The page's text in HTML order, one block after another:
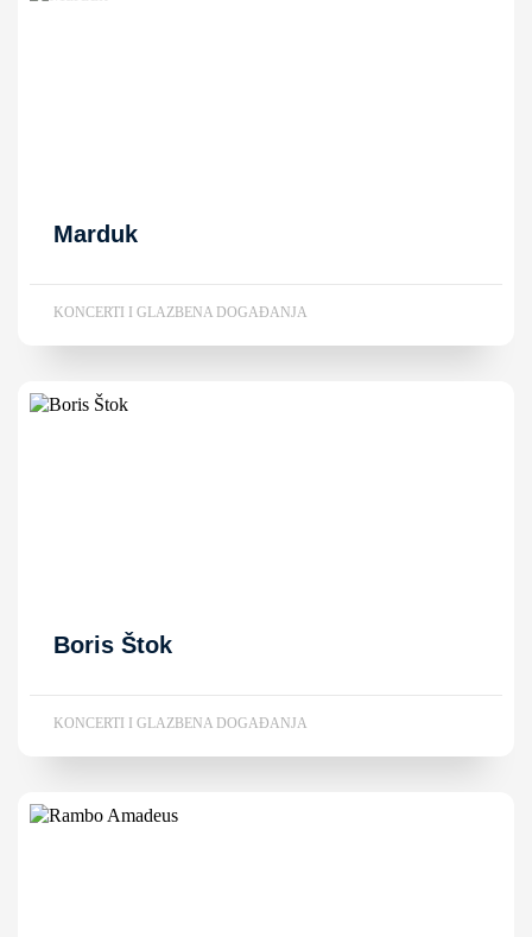
Marduk
KONCERTI I GLAZBENA DOGAĐANJA
Boris Štok
KONCERTI I GLAZBENA DOGAĐANJA